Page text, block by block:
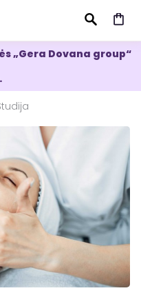
IEŠKOTI
„Gera Dovana group“